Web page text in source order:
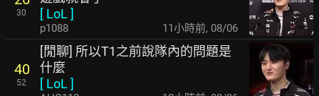
30
[ LoL ]
p1088 11小時前, 08/06
40
52
[閒聊] 所以T1之前說隊內的問題是
什麼
[ LoL ]